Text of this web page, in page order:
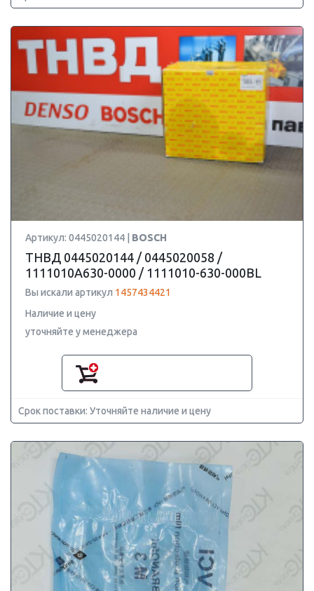
Артикул: 0445020144 | BOSCH
ТНВД 0445020144 / 0445020058 /
1111010A630-0000 / 1111010-630-000BL
Вы искали артикул 1457434421
Наличие и цену
уточняйте у менеджера
Срок поставки: Уточняйте наличие и цену